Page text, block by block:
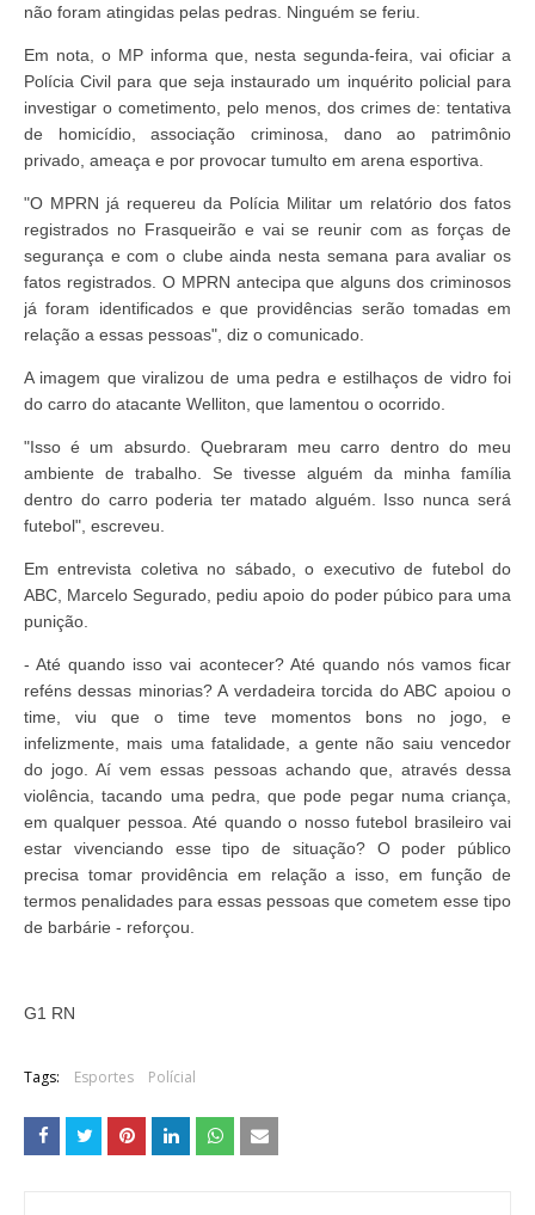
não foram atingidas pelas pedras. Ninguém se feriu.
Em nota, o MP informa que, nesta segunda-feira, vai oficiar a
Polícia Civil para que seja instaurado um inquérito policial para
investigar o cometimento, pelo menos, dos crimes de: tentativa
de homicídio, associação criminosa, dano ao patrimônio
privado, ameaça e por provocar tumulto em arena esportiva.
"O MPRN já requereu da Polícia Militar um relatório dos fatos
registrados no Frasqueirão e vai se reunir com as forças de
segurança e com o clube ainda nesta semana para avaliar os
fatos registrados. O MPRN antecipa que alguns dos criminosos
já foram identificados e que providências serão tomadas em
relação a essas pessoas", diz o comunicado.
A imagem que viralizou de uma pedra e estilhaços de vidro foi
do carro do atacante Welliton, que lamentou o ocorrido.
"Isso é um absurdo. Quebraram meu carro dentro do meu
ambiente de trabalho. Se tivesse alguém da minha família
dentro do carro poderia ter matado alguém. Isso nunca será
futebol", escreveu.
Em entrevista coletiva no sábado, o executivo de futebol do
ABC, Marcelo Segurado, pediu apoio do poder púbico para uma
punição.
- Até quando isso vai acontecer? Até quando nós vamos ficar
reféns dessas minorias? A verdadeira torcida do ABC apoiou o
time, viu que o time teve momentos bons no jogo, e
infelizmente, mais uma fatalidade, a gente não saiu vencedor
do jogo. Aí vem essas pessoas achando que, através dessa
violência, tacando uma pedra, que pode pegar numa criança,
em qualquer pessoa. Até quando o nosso futebol brasileiro vai
estar vivenciando esse tipo de situação? O poder público
precisa tomar providência em relação a isso, em função de
termos penalidades para essas pessoas que cometem esse tipo
de barbárie - reforçou.
G1 RN
Tags: Esportes Polícial